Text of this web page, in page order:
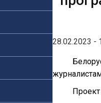
28.02.2023 -